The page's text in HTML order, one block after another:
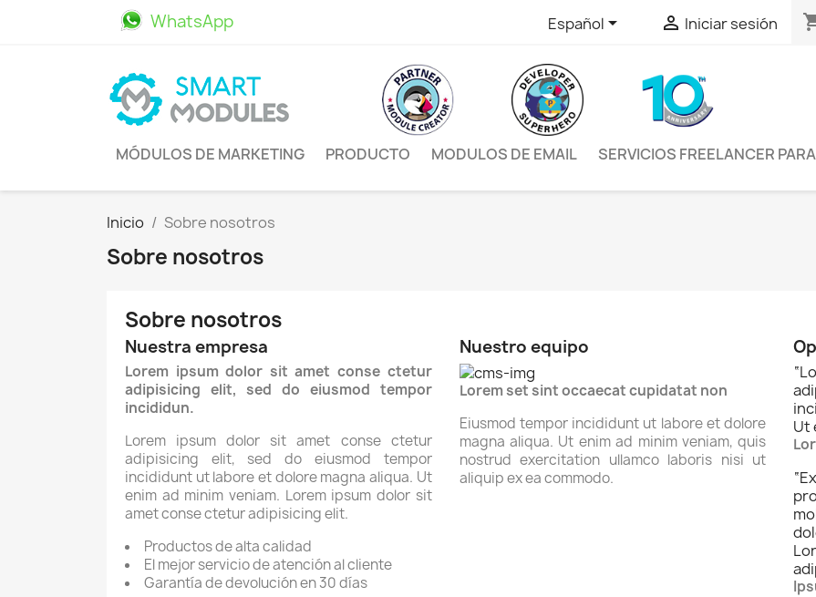
WhatsApp Español  Iniciar sesión
MÓDULOS DE MARKETING PRODUCTO MODULOS DE EMAIL SERVICIOS FREELANCER
Inicio Sobre nosotros
Sobre nosotros
Sobre nosotros
Nuestra empresa
Lorem ipsum dolor sit amet conse ctetur
adipisicing elit, sed do eiusmod tempor
incididun.
Lorem ipsum dolor sit amet conse ctetur
adipisicing elit, sed do eiusmod tempor
incididunt ut labore et dolore magna aliqua. Ut
enim ad minim veniam. Lorem ipsum dolor sit
amet conse ctetur adipisicing elit.
Productos de alta calidad
El mejor servicio de atención al cliente
Garantía de devolución en 30 días
Nuestro equipo
Lorem set sint occaecat cupidatat non
Eiusmod tempor incididunt ut labore et dolore
magna aliqua. Ut enim ad minim veniam, quis
nostrud exercitation ullamco laboris nisi ut
aliquip ex ea commodo.
“
Ut
“